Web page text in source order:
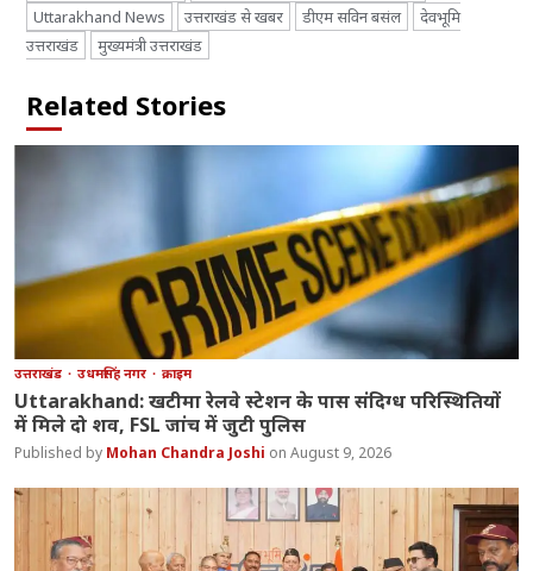
Uttarakhand News
उत्तराखंड से खबर डीएम सविन बसंल
देवभूमि
उत्तराखंड
मुख्यमंत्री उत्तराखंड
Related Stories
उत्तराखंड उधमसिंह नगर क्राइम
Uttarakhand: खटीमा रेलवे स्टेशन के पास संदिग्ध परिस्थितियों
में मिले दो शव, FSL जांच में जुटी पुलिस
Mohan Chandra Joshi August 9, 2026